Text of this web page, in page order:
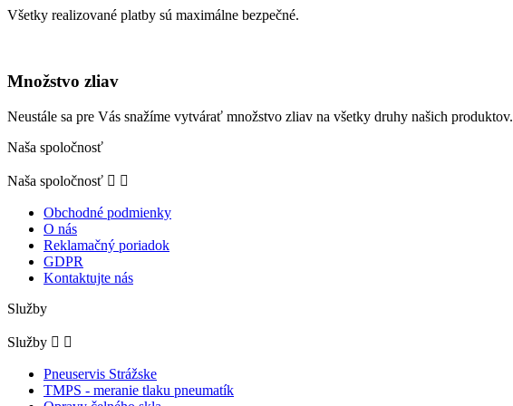
Všetky realizované platby sú maximálne bezpečné.
Množstvo zliav
Neustále sa pre Vás snažíme vytvárať množstvo zliav na všetky druhy našich produktov.
Naša spoločnosť
Naša spoločnosť  
Obchodné podmienky
O nás
Reklamačný poriadok
GDPR
Kontaktujte nás
Služby
Služby  
Pneuservis Strážske
TMPS - meranie tlaku pneumatík